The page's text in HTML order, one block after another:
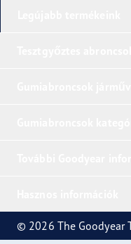
© 2026 The Goodyear